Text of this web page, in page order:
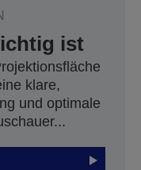
ist
klare,
und optimale